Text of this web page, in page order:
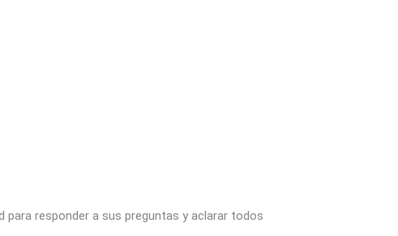
responder a sus preguntas y aclarar todos